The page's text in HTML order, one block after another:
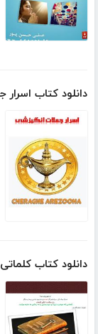
دانلود کتاب
دانلود کتاب